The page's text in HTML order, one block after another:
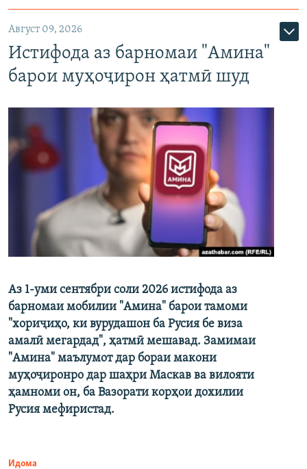
Август 09, 2026
Истифода аз барномаи "Амина"
барои муҳоҷирон ҳатмӣ шуд
Аз 1-уми сентябри соли 2026 истифода аз
барномаи мобилии "Амина" барои тамоми
"хориҷиҳо, ки вурудашон ба Русия бе виза
амалӣ мегардад", ҳатмӣ мешавад. Замимаи
"Амина" маълумот дар бораи макони
муҳоҷиронро дар шаҳри Маскав ва вилояти
ҳамноми он, ба Вазорати корҳои дохилии
Русия мефиристад.
Идома